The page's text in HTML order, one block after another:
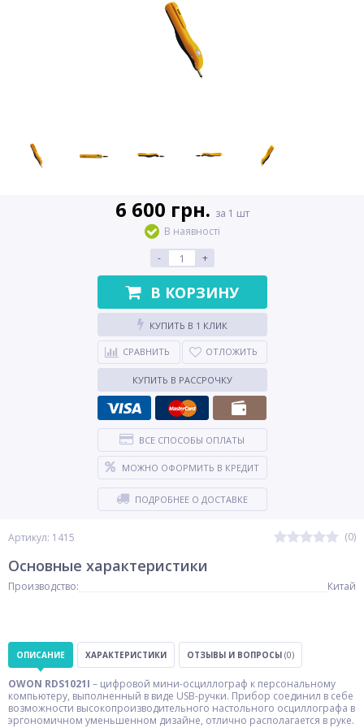
Артикул: 1415 (0)
6 600 грн. за 1 шт
В наявності
-
+
В КОРЗИНУ
КУПИТЬ В 1 КЛИК
СРАВНИТЬ ОТЛОЖИТЬ
КУПИТЬ В РАССРОЧКУ
ВСЕ СПОСОБЫ ОПЛАТЫ
МОЖНО ОФОРМИТЬ В КРЕДИТ
ПОДРОБНЕЕ О ДОСТАВКЕ
Основные характеристики
Производство: Китай
ОПИСАНИЕ ХАРАКТЕРИСТИКИ ОТЗЫВЫ И ВОПРОСЫ (0)
OWON RDS1021I – цифровой мини-осциллограф к персональному
компьютеру, выполненный в виде USB-ручки. Прибор соединил в себе
возможности высокопроизводительного настольного осциллографа в
эргономичном уменьшенном дизайне, отлично располагается в руке.